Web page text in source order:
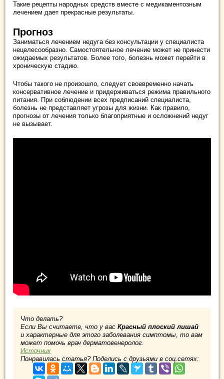
Такие рецепты народных средств вместе с медикаментозным
лечением дает прекрасные результаты.
Прогноз
Заниматься лечением недуга без консультации у специалиста
нецелесообразно. Самостоятельное лечение может не принести
ожидаемых результатов. Более того, болезнь может перейти в
хроническую стадию.
Чтобы такого не произошло, следует своевременно начать
консервативное лечение и придерживаться режима правильного
питания. При соблюдении всех предписаний специалиста,
болезнь не представляет угрозы для жизни. Как правило,
прогнозы от лечения только благоприятные и осложнений недуг
не вызывает.
Что делать?
Если Вы считаете, что у вас Красный плоский лишай
и характерные для этого заболевания симптомы, то вам
может помочь врач дерматовенеролог.
Источник
Понравилась статья? Поделись с друзьями в соц.сетях: